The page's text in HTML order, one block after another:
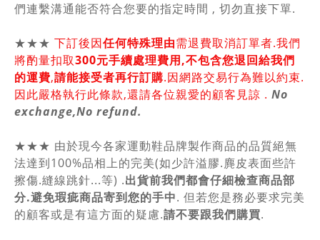
們連繫溝通能否符合您要的指定時間 , 切勿直接下單.
★★★ 下訂後因任何特殊理由需退費取消訂單者.我們
將酌量扣取300元手續處理費用,不包含您退回給我們
的運費,請能接受者再行訂購.因網路交易行為難以約束.
因此嚴格執行此條款,還請各位親愛的顧客見諒 . No
exchange,No refund.
★★★ 由於現今各家運動鞋品牌製作商品的品質絕無
法達到100%品相上的完美(如少許溢膠.麂皮表面些許
擦傷.縫線跳針...等) .出貨前我們都會仔細檢查商品部
分.避免瑕疵商品寄到您的手中. 但若您是務必要求完美
的顧客或是有這方面的疑慮.請不要跟我們購買.